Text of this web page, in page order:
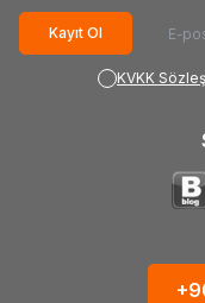
Kayıt Ol
KVKK